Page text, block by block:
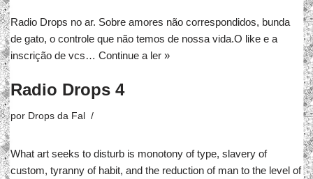
Radio Drops no ar. Sobre amores não correspondidos, bunda
de gato, o controle que não temos de nossa vida.O like e a
inscrição de vcs… Continue a ler »
Radio Drops 4
por Drops da Fal
What art seeks to disturb is monotony of type, slavery of
custom, tyranny of habit, and the reduction of man to the level of